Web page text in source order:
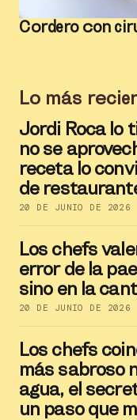
Cordero con
Lo más
Jordi Roca lo
no se
receta lo
de
20 DE JUNIO DE 2026
Los chefs
error de la
sino en la
20 DE JUNIO DE 2026
Los chefs
más sabroso
agua, el
un paso que